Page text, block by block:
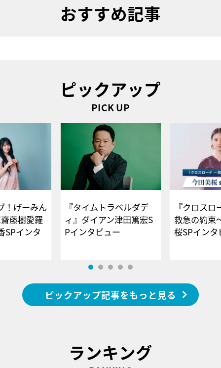
おすすめ記事
ピックアップ
PICK UP
！げーみん
藤樹愛羅
SPインタ
『タイムトラベルダデ
ィ』ダイアン津田篤宏S
Pインタビュー
『クロス
救急の約束
桜SPイ
ピックアップ記事をもっと見る
ランキング